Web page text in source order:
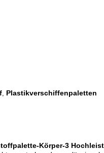
, Plastikverschiffenpaletten
Körper-3